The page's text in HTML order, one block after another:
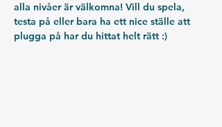
alla nivåer är välkomna! Vill du spela,
testa på eller bara ha ett nice ställe att
plugga på har du hittat helt rätt :)